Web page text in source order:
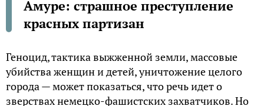
Амуре: страшное преступление
красных партизан
Геноцид, тактика выжженной земли, массовые
убийства женщин и детей, уничтожение целого
города — может показаться, что речь идет о
зверствах немецко-фашистских захватчиков. Но